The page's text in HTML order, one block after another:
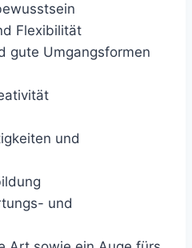
Flexibilität
gute Umgangsformen
und
und